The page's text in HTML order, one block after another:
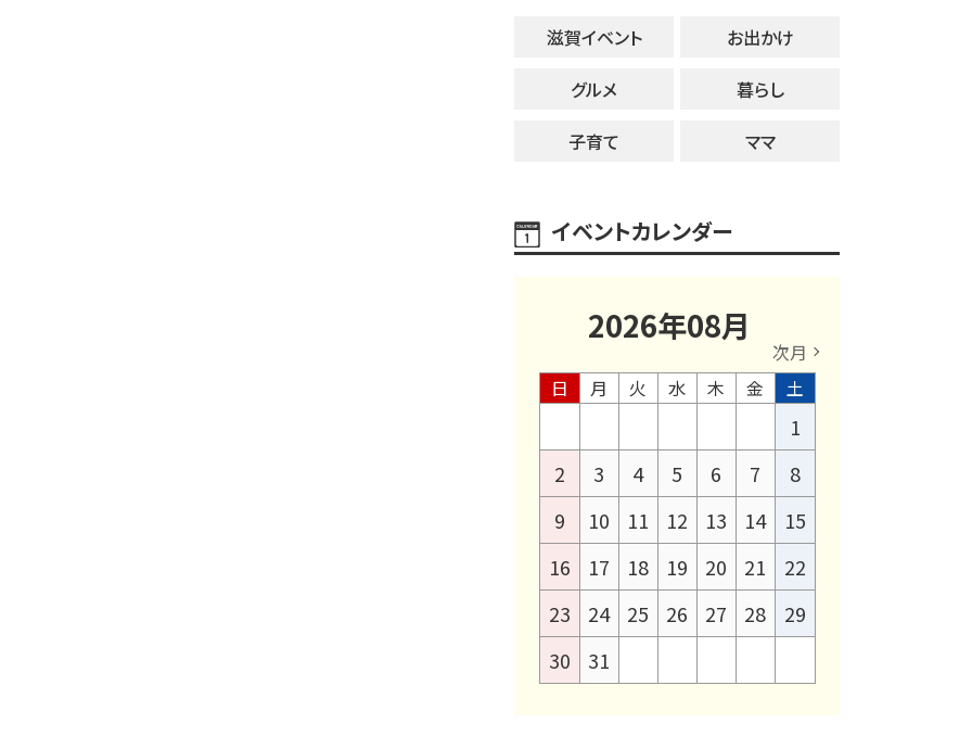
滋賀イベント
お出かけ
グルメ
暮らし
子育て
ママ
イベントカレンダー
2026年08月
次月
日
月 火 水 木 金 土
1
2
3 4 5 6 7
8
9
10 11 12 13 14
15
16
17 18 19 20 21
22
23
24 25 26 27 28
29
30
31